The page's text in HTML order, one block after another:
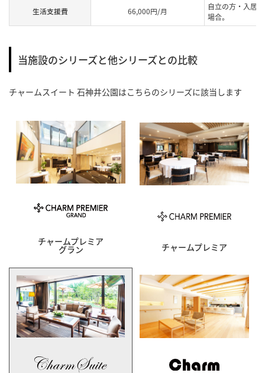
生活支援費 66,000円/月
自立の方・入居
場合。
当施設のシリーズと他シリーズとの比較
チャームスイート 石神井公園はこちらのシリーズに該当します
チャームプレミア
グラン チャームプレミア